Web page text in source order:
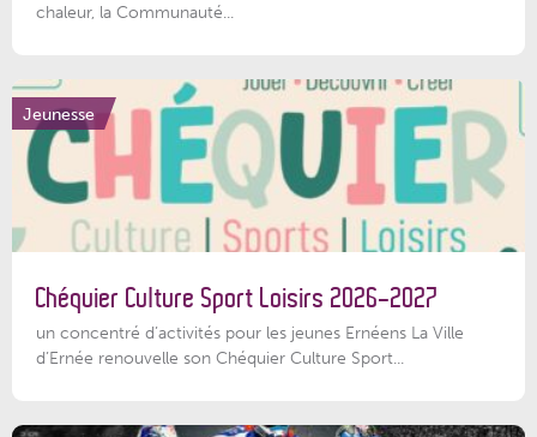
chaleur, la Communauté...
Jeunesse
Chéquier Culture Sport Loisirs 2026-2027
un concentré d’activités pour les jeunes Ernéens La Ville
d’Ernée renouvelle son Chéquier Culture Sport...